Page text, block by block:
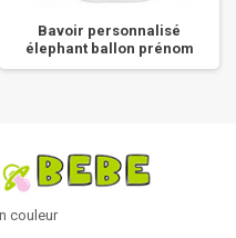
Bavoir personnalisé
élephant ballon prénom
couleur